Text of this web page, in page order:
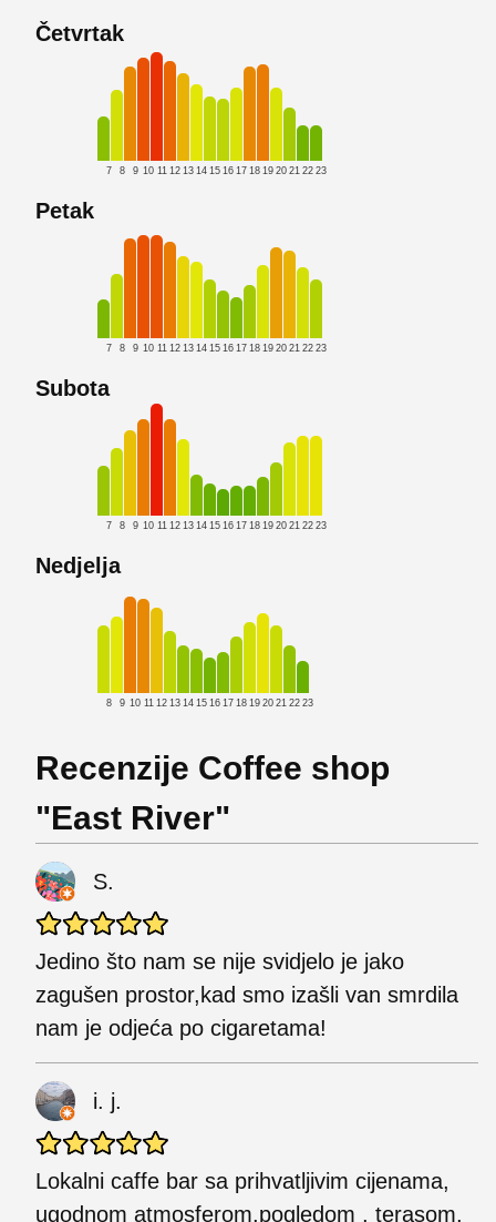
Četvrtak
7 8 9 10 11 12 13 14 15 16 17 18 19 20 21 22 23
Petak
7 8 9 10 11 12 13 14 15 16 17 18 19 20 21 22 23
Subota
7 8 9 10 11 12 13 14 15 16 17 18 19 20 21 22 23
Nedjelja
8 9 10 11 12 13 14 15 16 17 18 19 20 21 22 23
Recenzije Coffee shop
"East River"
S.
Jedino što nam se nije svidjelo je jako
zagušen prostor,kad smo izašli van smrdila
nam je odjeća po cigaretama!
i. j.
Lokalni caffe bar sa prihvatljivim cijenama,
ugodnom atmosferom,pogledom , terasom,